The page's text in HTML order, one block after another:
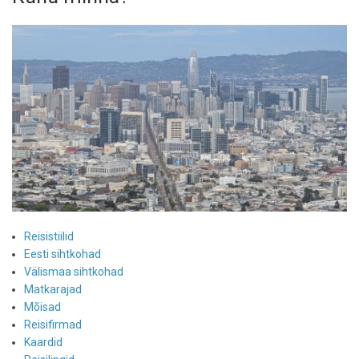
Reisistiilid
Eesti sihtkohad
Välismaa sihtkohad
Matkarajad
Mõisad
Reisifirmad
Kaardid